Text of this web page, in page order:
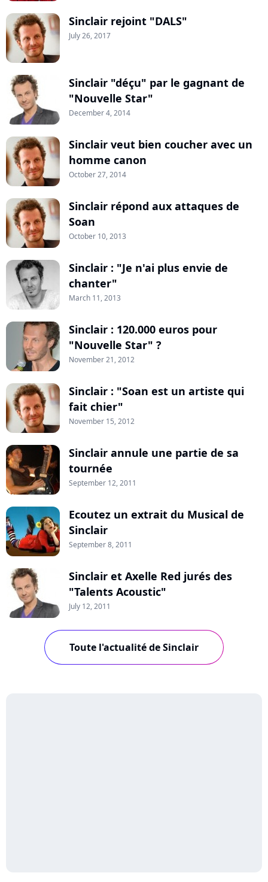
Sinclair rejoint "DALS"
July 26, 2017
Sinclair "déçu" par le gagnant de
"Nouvelle Star"
December 4, 2014
Sinclair veut bien coucher avec un
homme canon
October 27, 2014
Sinclair répond aux attaques de
Soan
October 10, 2013
Sinclair : "Je n'ai plus envie de
chanter"
March 11, 2013
Sinclair : 120.000 euros pour
"Nouvelle Star" ?
November 21, 2012
Sinclair : "Soan est un artiste qui
fait chier"
November 15, 2012
Sinclair annule une partie de sa
tournée
September 12, 2011
Ecoutez un extrait du Musical de
Sinclair
September 8, 2011
Sinclair et Axelle Red jurés des
"Talents Acoustic"
July 12, 2011
Toute l'actualité de Sinclair